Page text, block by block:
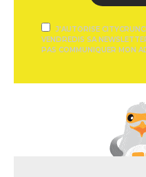
J'AUTORISE
VENDREDIS SA
PAS COMMUNIQUER MON